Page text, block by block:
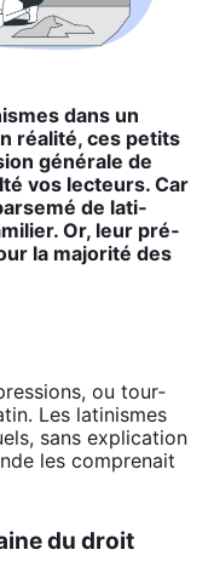
dans un
réa­li­té, ces petits
géné­rale de
vos lec­teurs. Car
de lati­
Or, leur pré­
la majo­ri­té des
ou tour­
Les lati­nismes
sans expli­ca­tion
les com­pre­nait
du droit